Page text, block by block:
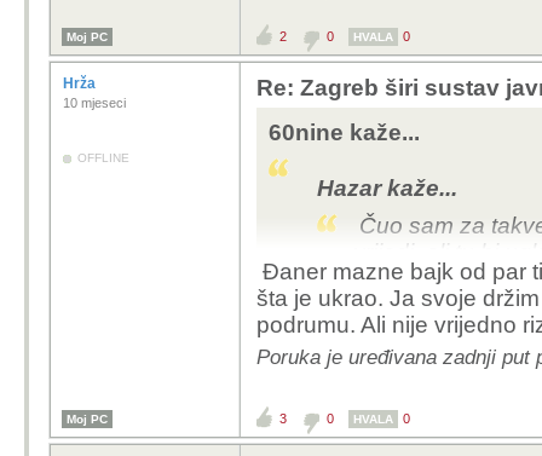
Moj PC 2 0 HVALA 0
Hrža
10 mjeseci
OFFLINE
Re: Zagreb širi sustav
60nine kaže...
Hazar kaže...
Čuo sam za
vrijedi, ali tu bi
Sumnjam da bi
50-100 eura.
ne bi vjerovao, kradu
Đaner mazne bajk od par
šta je ukrao. Ja svoje
podrumu. Ali nije vrijedno
Poruka je uređivana zadnji put
Moj PC 3 0 HVALA 0